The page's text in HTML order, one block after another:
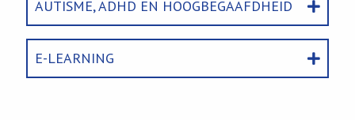
AUTISME, ADHD EN HOOGBEGAAFDHEID
E-LEARNING